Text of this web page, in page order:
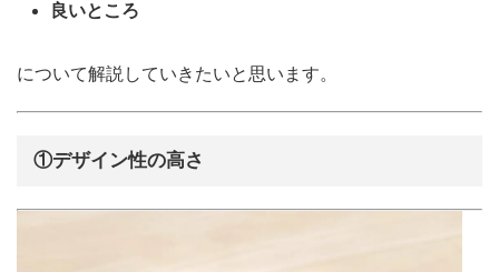
良いところ
について解説していきたいと思います。
①デザイン性の高さ